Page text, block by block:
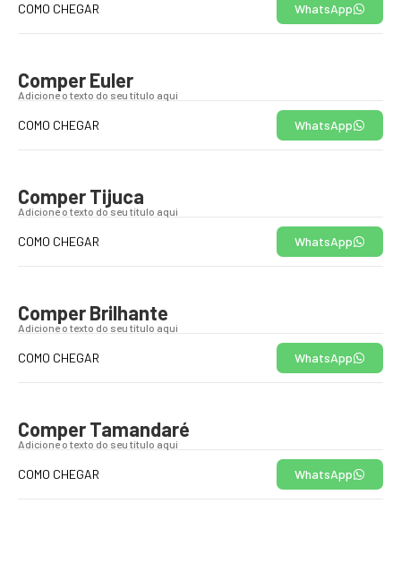
COMO CHEGAR WhatsApp
Comper Euler
Adicione o texto do seu título aqui
COMO CHEGAR WhatsApp
Comper Tijuca
Adicione o texto do seu título aqui
COMO CHEGAR WhatsApp
Comper Brilhante
Adicione o texto do seu título aqui
COMO CHEGAR WhatsApp
Comper Tamandaré
Adicione o texto do seu título aqui
COMO CHEGAR WhatsApp